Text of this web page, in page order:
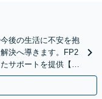
後の生活に不安を抱
決へ導きます。FP2
サポートを提供【キ
も対応】